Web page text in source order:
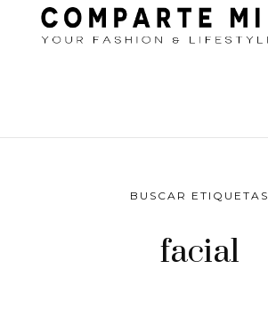
BUSCAR ETIQUETAS
facial